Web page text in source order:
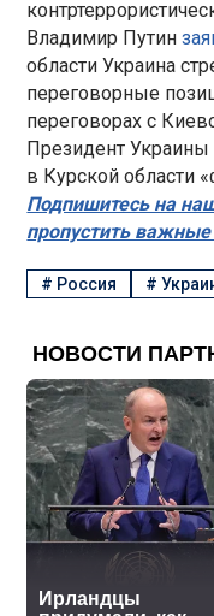
Владимир Путин
области Украина
переговорные
переговорах с
Президент
в Курской области
Подпишитесь на
пропустить важные
# Россия #